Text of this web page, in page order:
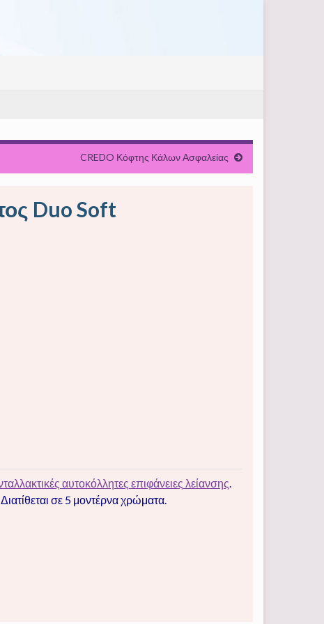
CREDO Κόφτης Κάλων Ασφαλείας
Duo Soft
αυτοκόλλητες επιφάνειες λείανσης.
Διατίθεται σε 5 μοντέρνα χρώματα.